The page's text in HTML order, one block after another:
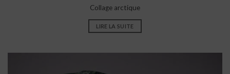
Collage arctique
LIRE LA SUITE